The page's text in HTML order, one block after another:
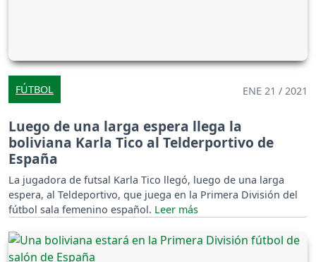
FÚTBOL ENE 21 / 2021
Luego de una larga espera llega la
boliviana Karla Tico al Telderportivo de
España
La jugadora de futsal Karla Tico llegó, luego de una larga
espera, al Teldeportivo, que juega en la Primera División del
fútbol sala femenino español.